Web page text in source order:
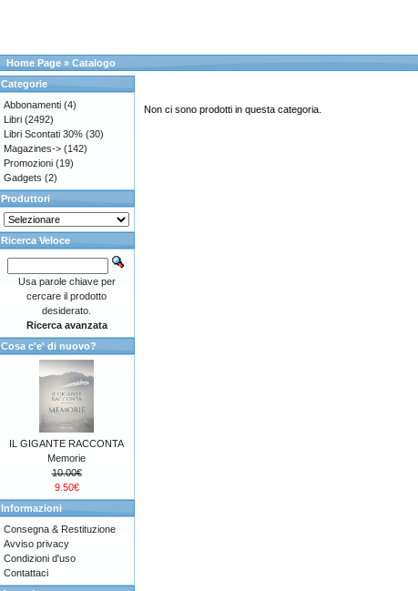
Home Page » Catalogo
Non ci sono prodotti in questa categoria.
Categorie
Abbonamenti (4)
Libri (2492)
Libri Scontati 30% (30)
Magazines-> (142)
Promozioni (19)
Gadgets (2)
Produttori
Ricerca Veloce
Usa parole chiave per
cercare il prodotto
desiderato.
Ricerca avanzata
Cosa c'e' di nuovo?
IL GIGANTE RACCONTA
Memorie
10.00€
9.50€
Informazioni
Consegna & Restituzione
Avviso privacy
Condizioni d'uso
Contattaci